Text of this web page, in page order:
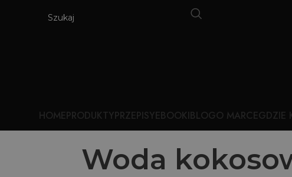
HOMEPRODUKTYPRZEPISYEBOOKIBLOGO MARCEGDZIE
Woda